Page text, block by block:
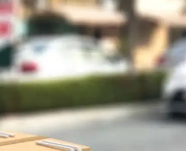
01/automatic-